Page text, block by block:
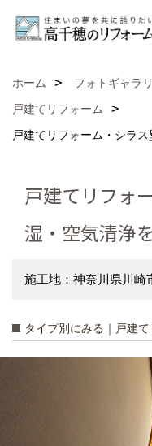
ホーム フォトギャラ
戸建てリフォーム
戸建てリフォーム・シラ
戸建てリフォ
湿・空気清浄
施工地：神奈川県川崎
タイプ別にみる｜戸建